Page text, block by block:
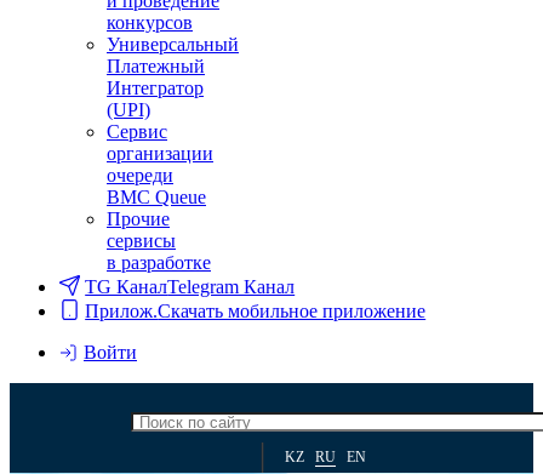
конкурсов
Универсальный
Платежный
Интегратор
(UPI)
Сервис
организации
очереди
BMC Queue
Прочие
сервисы
в разработке
TG КаналTelegram Канал
Прилож.Скачать мобильное приложение
Войти
KZ RU EN